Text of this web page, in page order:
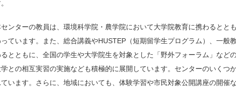
ンターの教員は、環境科学院・農学院において大学院教育に携わると
っています。また、総合講義やHUSTEP（短期留学生プログラム）、一
るとともに、全国の学生や大学院生を対象とした「野外フォーラム」な
学との相互実習の実施なども積極的に展開しています。センターのいく
います。さらに、地域においても、体験学習や市民対象公開講座の開